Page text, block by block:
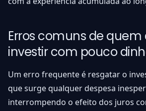
Erros comuns de
investir com pouco
Um erro frequente é resgatar o
que surge qualquer despesa
interrompendo o efeito dos juros